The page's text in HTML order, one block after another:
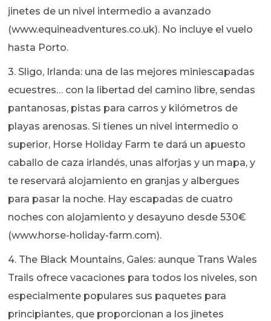
jinetes de un nivel intermedio a avanzado
(www.equineadventures.co.uk). No incluye el vuelo
hasta Porto.
3. Sligo, Irlanda: una de las mejores miniescapadas
ecuestres… con la libertad del camino libre, sendas
pantanosas, pistas para carros y kilómetros de
playas arenosas. Si tienes un nivel intermedio o
superior, Horse Holiday Farm te dará un apuesto
caballo de caza irlandés, unas alforjas y un mapa, y
te reservará alojamiento en granjas y albergues
para pasar la noche. Hay escapadas de cuatro
noches con alojamiento y desayuno desde 530€
(www.horse-holiday-farm.com).
4. The Black Mountains, Gales: aunque Trans Wales
Trails ofrece vacaciones para todos los niveles, son
especialmente populares sus paquetes para
principiantes, que proporcionan a los jinetes